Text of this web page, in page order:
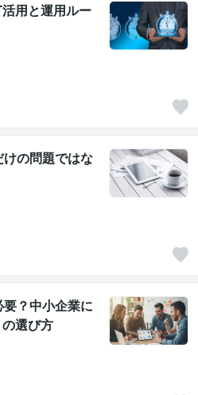
用と運用ルー
の問題ではな
？中小企業に
選び方